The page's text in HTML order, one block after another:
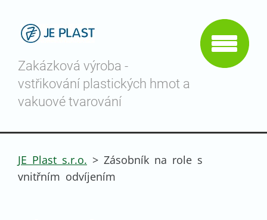
Zakázková výroba -
vstřikování plastických hmot a
vakuové tvarování
JE Plast s.r.o. > Zásobník na role s
vnitřním odvíjením